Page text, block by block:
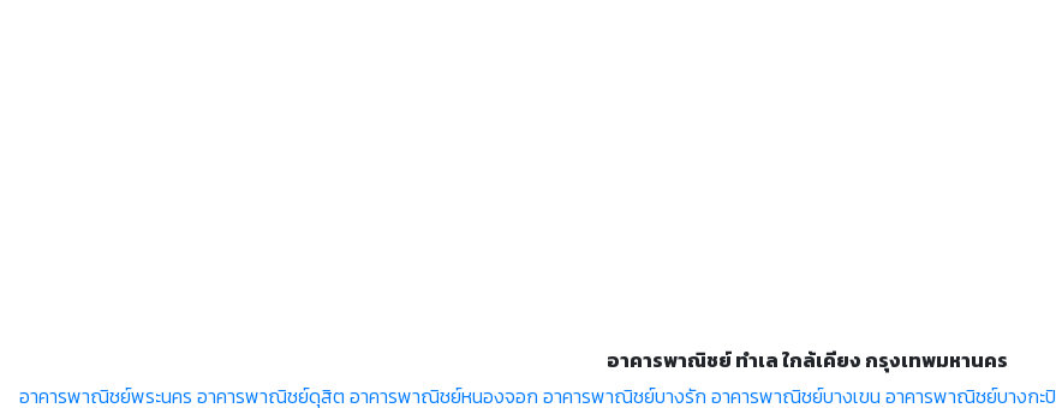
อาคารพาณิชย์ ทำเล ใกล้เคียง กรุงเทพมหานคร
อาคารพาณิชย์พระนคร อาคารพาณิชย์ดุสิต อาคารพาณิชย์หนองจอก อาคารพาณิชย์บางรัก อาคารพาณิชย์บางเขน อาคารพาณิชย์บางกะปิ